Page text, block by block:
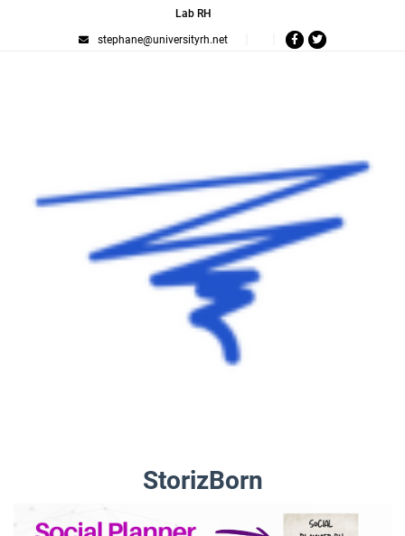
Lab RH
stephane@universityrh.net
StorizBorn